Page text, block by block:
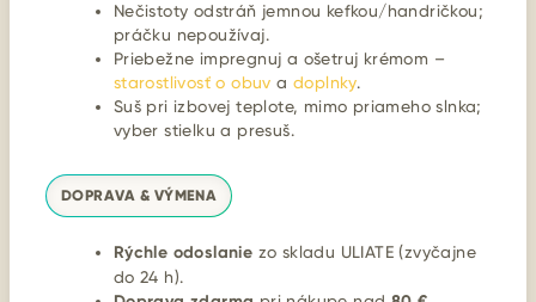
Nečistoty odstráň jemnou kefkou/handričkou;
práčku nepoužívaj.
Priebežne impregnuj a ošetruj krémom –
starostlivosť o obuv adoplnky.
Suš pri izbovej teplote, mimo priameho slnka;
vyber stielku a presuš.
DOPRAVA & VÝMENA
Rýchle odoslanie zo skladu ULIATE (zvyčajne
do 24 h).